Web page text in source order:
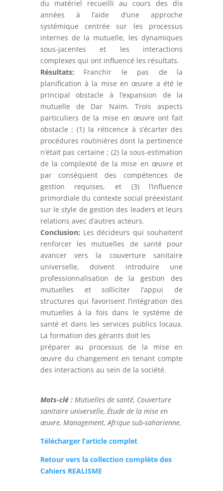
du matériel recueilli au cours des dix
années à l’aide d’une approche
systémique centrée sur les processus
internes de la mutuelle, les dynamiques
sous-jacentes et les interactions
complexes qui ont influencé les résultats.
Résultats: Franchir le pas de la
planification à la mise en œuvre a été le
principal obstacle à l’expansion de la
mutuelle de Dar Naïm. Trois aspects
particuliers de la mise en œuvre ont fait
obstacle : (1) la réticence à s’écarter des
procédures routinières dont la pertinence
n’était pas certaine ; (2) la sous-estimation
de la complexité de la mise en œuvre et
par conséquent des compétences de
gestion requises, et (3) l’influence
primordiale du contexte social préexistant
sur le style de gestion des leaders et leurs
relations avec d’autres acteurs.
Conclusion: Les décideurs qui souhaitent
renforcer les mutuelles de santé pour
avancer vers la couverture sanitaire
universelle, doivent introduire une
professionnalisation de la gestion des
mutuelles et solliciter l’appui de
structures qui favorisent l’intégration des
mutuelles à la fois dans le système de
santé et dans les services publics locaux.
La formation des gérants doit les
préparer au processus de la mise en
œuvre du changement en tenant compte
des interactions au sein de la société.
Mots-clé : Mutuelles de santé, Couverture
sanitaire universelle, Étude de la mise en
œuvre, Management, Afrique sub-saharienne.
Télécharger l’article complet
Retour vers la collection complète des
Cahiers REALISME